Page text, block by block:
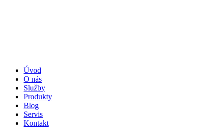
Úvod
O nás
Služby
Produkty
Blog
Servis
Kontakt